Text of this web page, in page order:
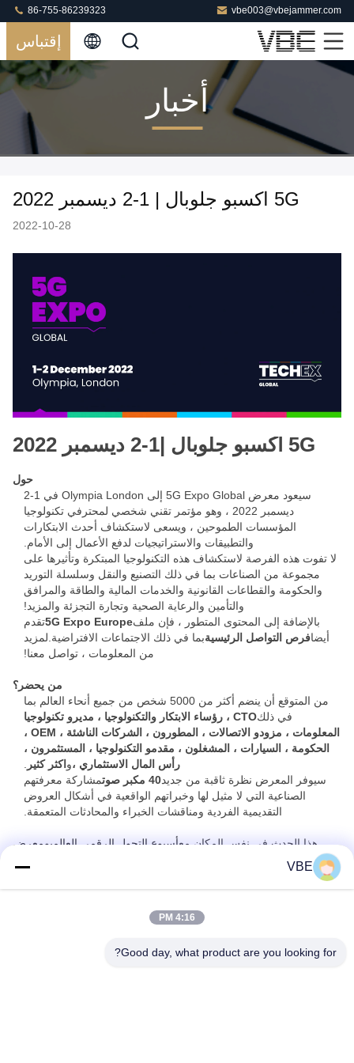
vbe003@vbejammer.com
86-755-86239323
إقتباس
أخبار
5G اكسبو جلوبال | 1-2 ديسمبر 2022
2022-10-28
5G اكسبو جلوبال |1-2 ديسمبر 2022
حول
سيعود معرض 5G Expo Global إلى Olympia London في 1-2
ديسمبر 2022 ، وهو مؤتمر تقني شخصي لمحترفي تكنولوجيا
المؤسسات الطموحين ، ويسعى لاستكشاف أحدث الابتكارات
والتطبيقات والاستراتيجيات لدفع الأعمال إلى الأمام.
لا تفوت هذه الفرصة لاستكشاف هذه التكنولوجيا المبتكرة وتأثيرها على
مجموعة من الصناعات بما في ذلك التصنيع والنقل وسلسلة التوريد
والحكومة والقطاعات القانونية والخدمات المالية والطاقة والمرافق
والتأمين والرعاية الصحية وتجارة التجزئة والمزيد!
بالإضافة إلى المحتوى المتطور ، فإن ملف5G Expo Europeتقدم
أيضافرص التواصل الرئيسيةبما في ذلك الاجتماعات الافتراضية.لمزيد
من المعلومات ، تواصل معنا!
من يحضر؟
من المتوقع أن ينضم أكثر من 5000 شخص من جميع أنحاء العالم بما
في ذلك
CTO ، رؤساء الابتكار والتكنولوجيا ، مديرو تكنولوجيا
المعلومات ، مزودو الاتصالات ، المطورون ، الشركات الناشئة ، OEM ،
الحكومة ، السيارات ، المشغلون ، مقدمو التكنولوجيا ، المستثمرون ،
رأس المال الاستثماري ،و اكثر كثير .
سيوفر المعرض نظرة ثاقبة من جديد40 مكبر صوت
مشاركة معرفتهم
الصناعية التي لا مثيل لها وخبراتهم الواقعية في أشكال العروض
التقديمية الفردية ومناقشات الخبراء والمحادثات المتعمقة.
هذا الحدث في نفس المكان معأسبوع التحول الرقمي العالميومعرض
تقنيات عمليات إنترنت الأشياء
الضخمة و
والمعرض السحابي، حتى تتمكن من التعرف على مجموعة متنوعة من
VBE
4:16 PM
Good day, what product are you looking for?